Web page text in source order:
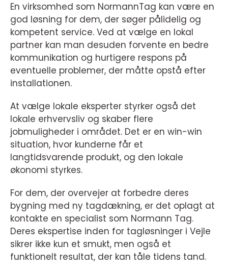
En virksomhed som NormannTag kan være en
god løsning for dem, der søger pålidelig og
kompetent service. Ved at vælge en lokal
partner kan man desuden forvente en bedre
kommunikation og hurtigere respons på
eventuelle problemer, der måtte opstå efter
installationen.
At vælge lokale eksperter styrker også det
lokale erhvervsliv og skaber flere
jobmuligheder i området. Det er en win-win
situation, hvor kunderne får et
langtidsvarende produkt, og den lokale
økonomi styrkes.
For dem, der overvejer at forbedre deres
bygning med ny tagdækning, er det oplagt at
kontakte en specialist som Normann Tag.
Deres ekspertise inden for tagløsninger i Vejle
sikrer ikke kun et smukt, men også et
funktionelt resultat, der kan tåle tidens tand.